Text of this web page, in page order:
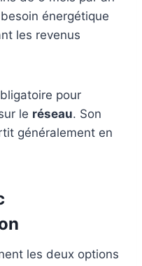
énergétique
les revenus
pour
le réseau. Son
généralement en
les deux options